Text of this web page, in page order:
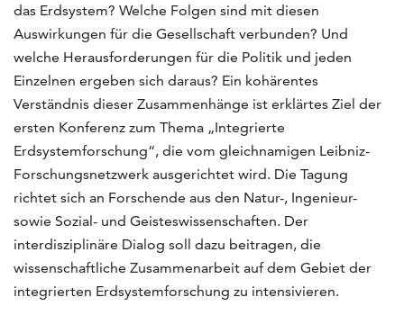
das Erdsystem? Welche Folgen sind mit diesen
Auswirkungen für die Gesellschaft verbunden? Und
welche Herausforderungen für die Politik und jeden
Einzelnen ergeben sich daraus? Ein kohärentes
Verständnis dieser Zusammenhänge ist erklärtes Ziel der
ersten Konferenz zum Thema „Integrierte
Erdsystemforschung“, die vom gleichnamigen Leibniz-
Forschungsnetzwerk ausgerichtet wird. Die Tagung
richtet sich an Forschende aus den Natur-, Ingenieur-
sowie Sozial- und Geisteswissenschaften. Der
interdisziplinäre Dialog soll dazu beitragen, die
wissenschaftliche Zusammenarbeit auf dem Gebiet der
integrierten Erdsystemforschung zu intensivieren.